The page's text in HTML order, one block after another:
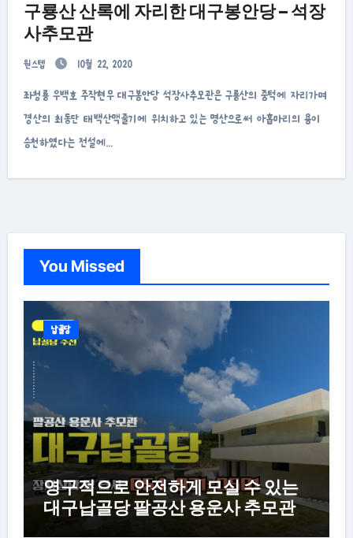
구룡산 산록에 자리한 대구봉안당 – 석장
사추모관
원스텝 10월 22, 2020
좌청룡 우백호 주작현무 대구봉안당 석장사추모관은 구룡산의 중턱에 자리가며
경산의 최동단 태백산맥줄기에 위치하고 있는 명산으로써 아홉마리의 용이
승천하였다는 전설에…
You Missed
납골당
영구적으로 안전하게 모실 수 있는
대구납골당 팔공산 용운사 추모관